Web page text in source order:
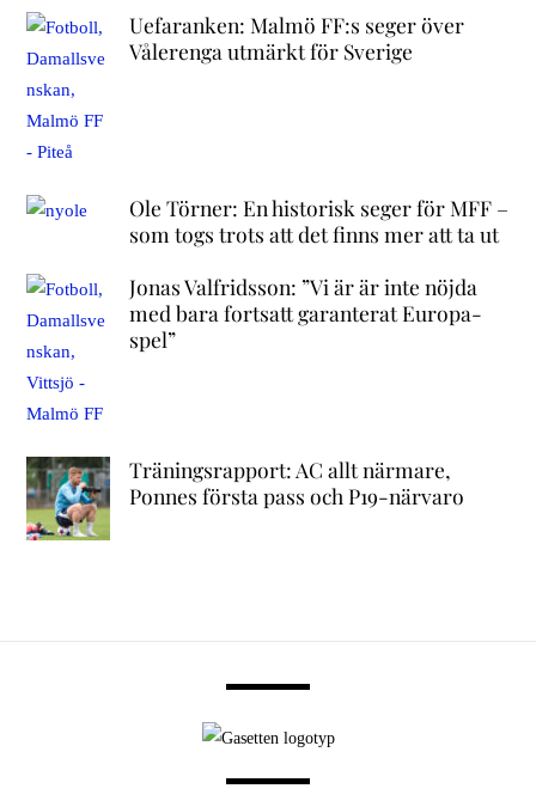
Uefaranken: Malmö FF:s seger över
Vålerenga utmärkt för Sverige
Ole Törner: En historisk seger för MFF –
som togs trots att det finns mer att ta ut
Jonas Valfridsson: ”Vi är är inte nöjda
med bara fortsatt garanterat Europa-
spel”
Träningsrapport: AC allt närmare,
Ponnes första pass och P19-närvaro